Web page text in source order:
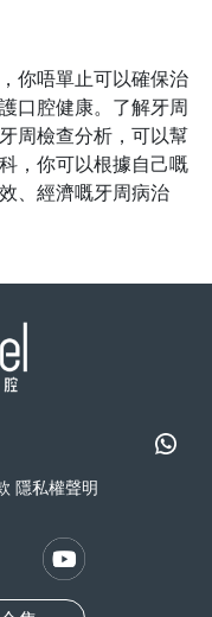
你唔單止可以確保治
口腔健康。了解牙周
周檢查分析，可以幫
，你可以根據自己嘅
、經濟嘅牙周病治
隱私權聲明